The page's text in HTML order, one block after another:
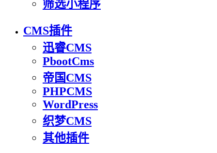
筛选小程序
CMS插件
迅睿CMS
PbootCms
帝国CMS
PHPCMS
WordPress
织梦CMS
其他插件